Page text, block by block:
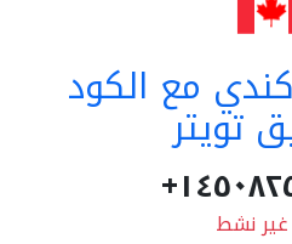
مع الكود
تويتر
غير نشط